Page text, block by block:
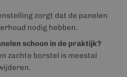
zorgt dat de panelen
nodig hebben.
schoon in de praktijk?
zachte borstel is meestal